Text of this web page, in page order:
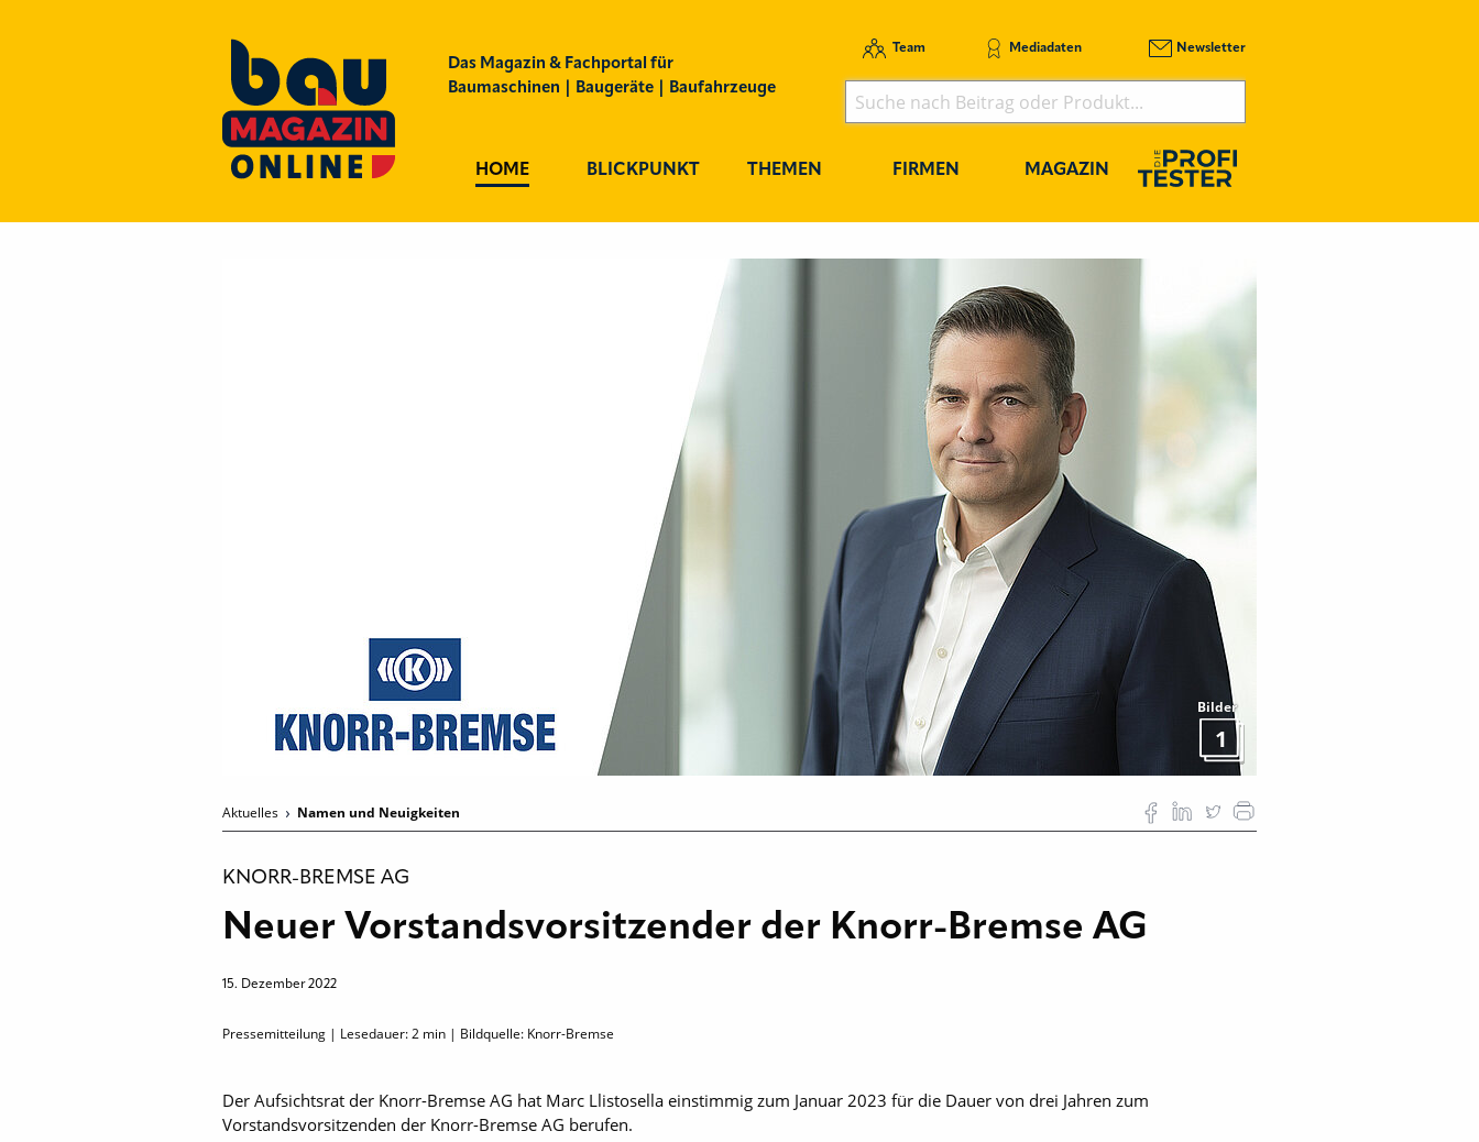
Das Magazin & Fachportal für
Baumaschinen | Baugeräte | Baufahrzeuge
Team Mediadaten Newsletter
HOME BLICKPUNKT THEMEN FIRMEN MAGAZIN
Bilder
1
Aktuelles Namen und Neuigkeiten
KNORR-BREMSE AG
Neuer Vorstandsvorsitzender der Knorr-Bremse AG
15. Dezember 2022
Pressemitteilung | Lesedauer:2 min | Bildquelle: Knorr-Bremse
Der Aufsichtsrat der Knorr-Bremse AG hat Marc Llistosella einstimmig zum Januar 2023 für die Dauer von drei Jahren zum
Vorstandsvorsitzenden der Knorr-Bremse AG berufen.